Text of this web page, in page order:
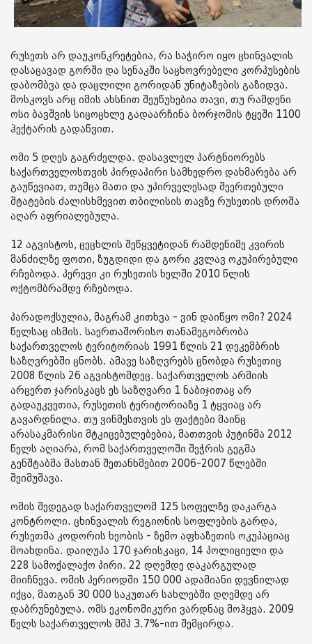
რუსეთს არ დაუკონკრეტებია, რა საჭირო იყო ცხინვალის
დასაცავად გორში და სენაკში საცხოვრებელი კორპუსების
დაბომბვა და დაცლილი გორიდან უნიტაზების გაზიდვა.
მოსკოვს არც იმის ახსნით შეუწუხებია თავი, თუ რამდენი
ოსი ბავშვის სიცოცხლე გადაარჩინა ბორჯომის ტყეში 1100
ჰექტარის გადაწვით.
ომი 5 დღეს გაგრძელდა. დასავლელ პარტნიორებს
საქართველოსთვის პირდაპირი სამხედრო დახმარება არ
გაუწევიათ, თუმცა მათი და უპირველესად შეერთებული
შტატების ძალისხმევით თბილისის თავზე რუსეთის დროშა
აღარ აფრიალებულა.
12 აგვისტოს, ცეცხლის შეწყვეტიდან რამდენიმე კვირის
მანძილზე ფოთი, ზუგდიდი და გორი კვლავ ოკუპირებული
რჩებოდა. პერევი კი რუსეთის ხელში 2010 წლის
ოქტომბრამდე რჩებოდა.
პარადოქსულია, მაგრამ კითხვა - ვინ დაიწყო ომი? 2024
წელსაც ისმის. საერთაშორისო თანამეგობრობა
საქართველოს ტერიტორიას 1991 წლის 21 დეკემბრის
საზღვრებში ცნობს. ამავე საზღვრებს ცნობდა რუსეთიც
2008 წლის 26 აგვისტომდეც. საქართველოს არმიის
არცერთ ჯარისკაცს ეს საზღვარი 1 ნაბიჯითაც არ
გადაუკვეთია, რუსეთის ტერიტორიაზე 1 ტყვიაც არ
გავარდნილა. თუ ვინმესთვის ეს ფაქტები მაინც
არასაკმარისი მტკიცებულებებია, მათთვის პუტინმა 2012
წელს აღიარა, რომ საქართველოში შეჭრის გეგმა
გენშტაბმა მასთან შეთანხმებით 2006-2007 წლებში
შეიმუშავა.
ომის შედეგად საქართველომ 125 სოფელზე დაკარგა
კონტროლი. ცხინვალის რეგიონის სოფლების გარდა,
რუსეთმა კოდორის ხეობის - ზემო აფხაზეთის ოკუპაციაც
მოახდინა. დაიღუპა 170 ჯარისკაცი, 14 პოლიციელი და
228 სამოქალაქო პირი. 22 დღემდე დაკარგულად
მიიჩნევა. ომის პერიოდში 150 000 ადამიანი დევნილად
იქცა, მათგან 30 000 საკუთარ სახლებში დღემდე არ
დაბრუნებულა. ომს ეკონომიკური ვარდნაც მოჰყვა. 2009
წელს საქართველოს მშპ 3.7%-ით შემცირდა.